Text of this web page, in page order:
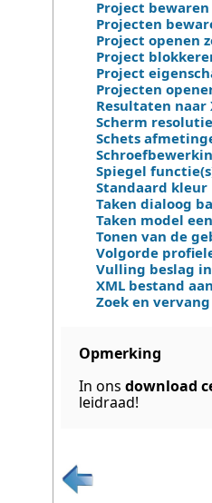
Project
Projecten
Project openen
Project
Project
Projecten
Resultaten naar
Scherm
Schets
Spiegel
Standaard
Taken dialoog
Taken model
Tonen van de
Volgorde
Vulling beslag
XML bestand
Zoek en
Opmerking
In ons download
leidraad!